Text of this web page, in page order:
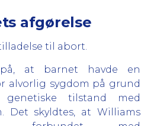
afgørelse
til abort.
at barnet havde en
alvorlig sygdom på grund
tilstand med
Det skyldtes, at Williams